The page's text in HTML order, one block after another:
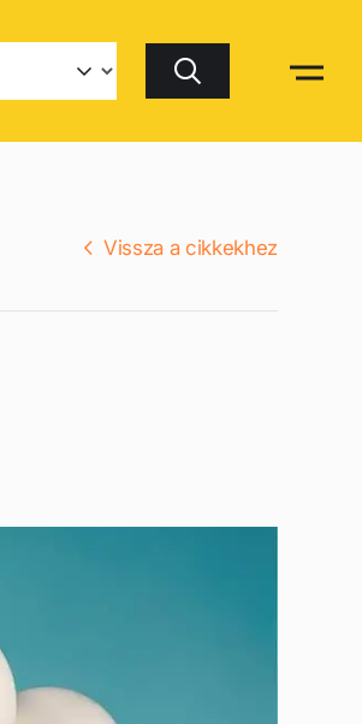
Keresés
Vissza a cikkekhez